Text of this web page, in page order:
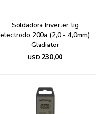
Soldadora Inverter tig
electrodo 200a (2,0 - 4,0mm)
Gladiator
USD 230,00